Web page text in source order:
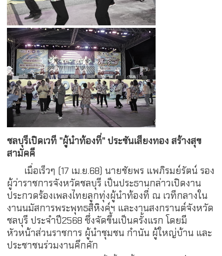
ชลบุรีเปิดเวที "ผู้นำท้องที่" ประชันเสียงทอง สร้างสุข
สามัคคี
เมื่อเร็วๆ (17 เม.ย.68) นายชัยพร แพภิรมย์รัตน์ รอง
ผู้ว่าราชการจังหวัดชลบุรี เป็นประธานกล่าวเปิดงาน
ประกวดร้องเพลงไทยลูกทุ่งผู้นำท้องที่ ณ เวทีกลางใน
งานนมัสการพระพุทธสิหิงค์ฯ และงานสงกรานต์จังหวัด
ชลบุรี ประจำปี2568 ซึ่งจัดขึ้นเป็นครั้งแรก โดยมี
หัวหน้าส่วนราชการ ผู้นำชุมชน กำนัน ผู้ใหญ่บ้าน และ
ประชาชนร่วมงานคึกคัก